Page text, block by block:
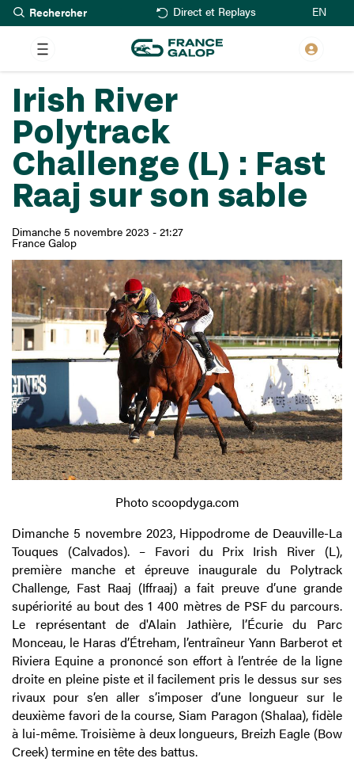
Aller
au
contenu
principal
Rechercher Direct et Replays EN
Irish River
Polytrack
Challenge (L) : Fast
Raaj sur son sable
Dimanche 5 novembre 2023 - 21:27
France Galop
Photo scoopdyga.com
Dimanche 5 novembre 2023, Hippodrome de Deauville-La
Touques (Calvados). – Favori du Prix Irish River (L),
première manche et épreuve inaugurale du Polytrack
Challenge, Fast Raaj (Iffraaj) a fait preuve d’une grande
supériorité au bout des 1 400 mètres de PSF du parcours.
Le représentant de d'Alain Jathière, l’Écurie du Parc
Monceau, le Haras d’Étreham, l’entraîneur Yann Barberot et
Riviera Equine a prononcé son effort à l’entrée de la ligne
droite en pleine piste et il facilement pris le dessus sur ses
rivaux pour s’en aller s’imposer d’une longueur sur le
deuxième favori de la course, Siam Paragon (Shalaa), fidèle
à lui-même. Troisième à deux longueurs, Breizh Eagle (Bow
Creek) termine en tête des battus.